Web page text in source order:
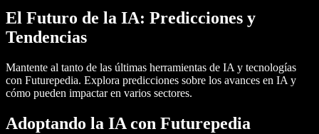
El Futuro de la IA: Predicciones y
Tendencias
Mantente al tanto de las últimas herramientas de IA y tecnologías
con Futurepedia. Explora predicciones sobre los avances en IA y
cómo pueden impactar en varios sectores.
Adoptando la IA con Futurepedia